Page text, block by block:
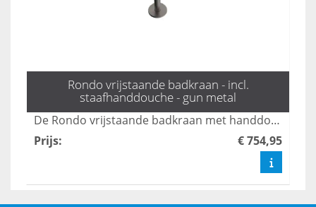
Rondo vrijstaande badkraan - incl.
staafhanddouche - gun metal
De Rondo vrijstaande badkraan met handdouche in gun metal combineert elegant design met functionaliteit, perfect voor een moderne badkamer. Met zijn strakke lijnen en luxe afwerking voegt deze kraan een vleugje stijl toe, terwijl de handdouche zorgt voor extra gebruiksgemak. Ideaal voor wie op zoek is naar een krachtige en esthetische oplossing voor hun badkamer.
Prijs: € 754,95